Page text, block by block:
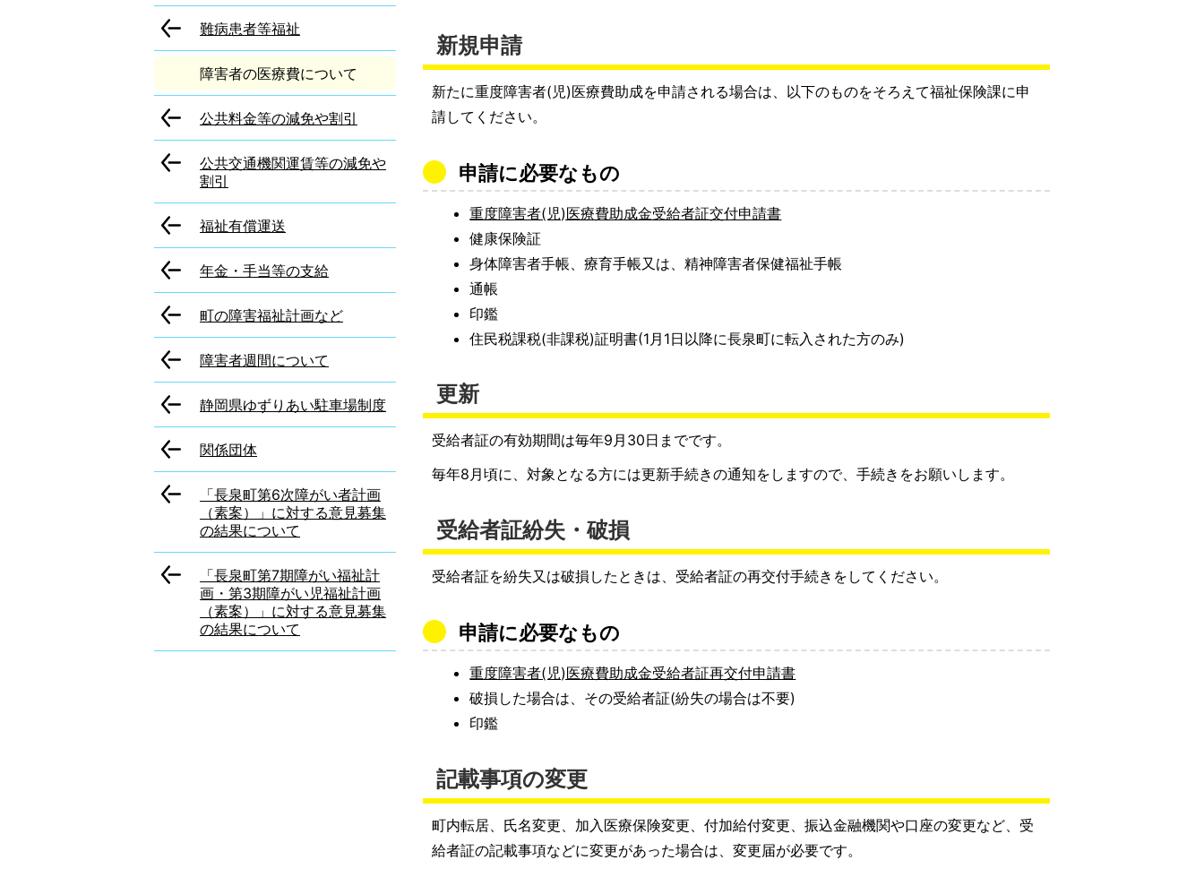
難病患者等福祉
障害者の医療費について
公共料金等の減免や割引
公共交通機関運賃等の減免や
割引
福祉有償運送
年金・手当等の支給
町の障害福祉計画など
障害者週間について
静岡県ゆずりあい駐車場制度
関係団体
「長泉町第6次障がい者計画
（素案）」に対する意見募集
の結果について
「長泉町第7期障がい福祉計
画・第3期障がい児福祉計画
（素案）」に対する意見募集
の結果について
新規申請
新たに重度障害者(児)医療費助成を申請される場合は、以下のものをそろえて福祉保険課に申
請してください。
申請に必要なもの
重度障害者(児)医療費助成金受給者証交付申請書
健康保険証
身体障害者手帳、療育手帳又は、精神障害者保健福祉手帳
通帳
印鑑
住民税課税(非課税)証明書(1月1日以降に長泉町に転入された方のみ)
更新
受給者証の有効期間は毎年9月30日までです。
毎年8月頃に、対象となる方には更新手続きの通知をしますので、手続きをお願いします。
受給者証紛失・破損
受給者証を紛失又は破損したときは、受給者証の再交付手続きをしてください。
申請に必要なもの
重度障害者(児)医療費助成金受給者証再交付申請書
破損した場合は、その受給者証(紛失の場合は不要)
印鑑
記載事項の変更
町内転居、氏名変更、加入医療保険変更、付加給付変更、振込金融機関や口座の変更など、受
給者証の記載事項などに変更があった場合は、変更届が必要です。